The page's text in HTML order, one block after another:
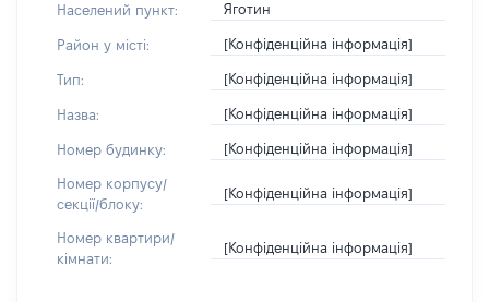
Населений пункт: Яготин
Район у місті: [Конфіденційна інформація]
Тип: [Конфіденційна інформація]
Назва: [Конфіденційна інформація]
Номер будинку: [Конфіденційна інформація]
Номер корпусу/
секції/блоку:
[Конфіденційна інформація]
Номер квартири/
кімнати:
[Конфіденційна інформація]